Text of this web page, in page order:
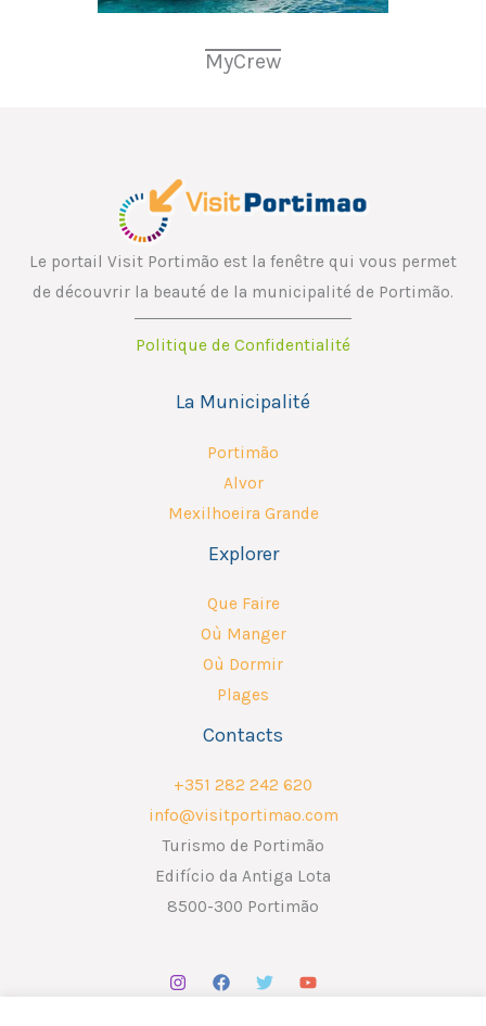
MyCrew
Le portail Visit Portimão est la fenêtre qui vous permet
de découvrir la beauté de la municipalité de Portimão.
Politique de Confidentialité
La Municipalité
Portimão
Alvor
Mexilhoeira Grande
Explorer
Que Faire
Où Manger
Où Dormir
Plages
Contacts
+351 282 242 620
info@visitportimao.com
Turismo de Portimão
Edifício da Antiga Lota
8500-300 Portimão